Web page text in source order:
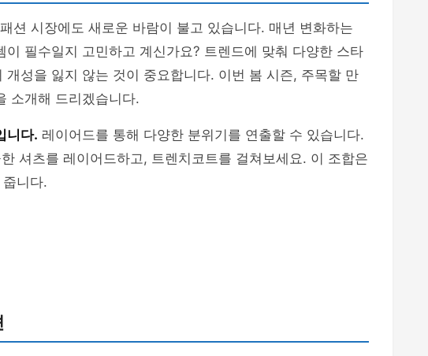
션 시장에도 새로운 바람이 불고 있습니다. 매년 변화하는
이 필수일지 고민하고 계신가요? 트렌드에 맞춰 다양한 스타
개성을 잃지 않는 것이 중요합니다. 이번 봄 시즌, 주목할 만
소개해 드리겠습니다.
니다. 레이어드를 통해 다양한 분위기를 연출할 수 있습니다.
셔츠를 레이어드하고, 트렌치코트를 걸쳐보세요. 이 조합은
니다.